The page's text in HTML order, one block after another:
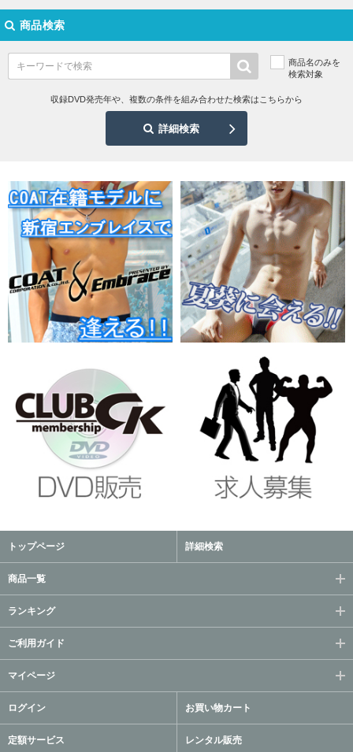
商品検索
商品名のみを
検索対象
収録DVD発売年や、複数の条件を組み合わせた検索はこちらから
詳細検索
トップページ 詳細検索
商品一覧
ランキング
ご利用ガイド
マイページ
ログイン お買い物カート
定額サービス レンタル販売